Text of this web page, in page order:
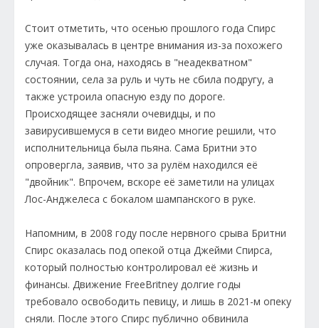
Стоит отметить, что осенью прошлого года Спирс
уже оказывалась в центре внимания из-за похожего
случая. Тогда она, находясь в "неадекватном"
состоянии, села за руль и чуть не сбила подругу, а
также устроила опасную езду по дороге.
Происходящее засняли очевидцы, и по
завирусившемуся в сети видео многие решили, что
исполнительница была пьяна. Сама Бритни это
опровергла, заявив, что за рулём находился её
"двойник". Впрочем, вскоре её заметили на улицах
Лос-Анджелеса с бокалом шампанского в руке.
Напомним, в 2008 году после нервного срыва Бритни
Спирс оказалась под опекой отца Джейми Спирса,
который полностью контролировал её жизнь и
финансы. Движение FreeBritney долгие годы
требовало освободить певицу, и лишь в 2021-м опеку
сняли. После этого Спирс публично обвинила